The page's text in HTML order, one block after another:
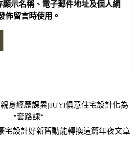
顯示名稱、電子郵件地址及個人網
佈留言時使用。
身經歷課異JIUYI俱意住宅設計化為
“套路課”
宅設計好新舊動能轉換這篇年夜文章